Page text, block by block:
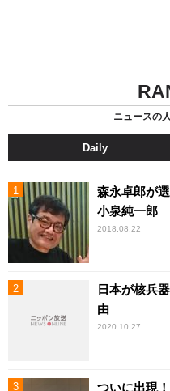
ニュースの
Daily
森永卓郎が
小泉純一郎
2018.08.22
日本が核兵
由
2020.10.27
ついに出現